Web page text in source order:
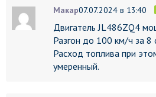
Макар07.07.2024 в 13:40
Двигатель JL486ZQ4
Разгон до 100 км/ч за 8
Расход топлива при
умеренный.